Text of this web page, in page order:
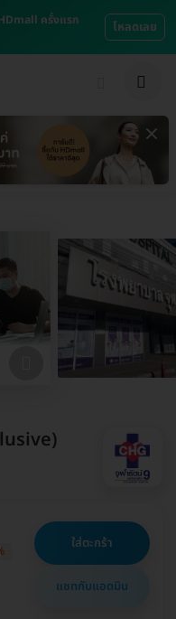
ครั้งแรก
โหลดเลย
ใส่ตะกร้า
แชทกับแอดมิน